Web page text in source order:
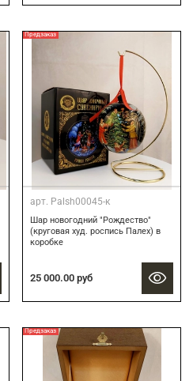
Предзаказ
арт. Palsh00045-к
Шар новогодний "Рождество"
(круговая худ. роспись Палех) в
коробке
25 000.00 руб
Предзаказ